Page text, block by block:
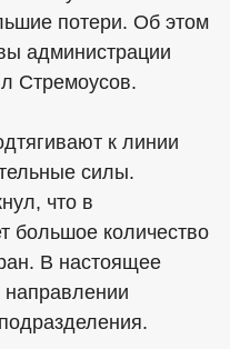
потери. Об этом
администрации
Стремоусов.
к линии
силы.
что в
большое количество
В настоящее